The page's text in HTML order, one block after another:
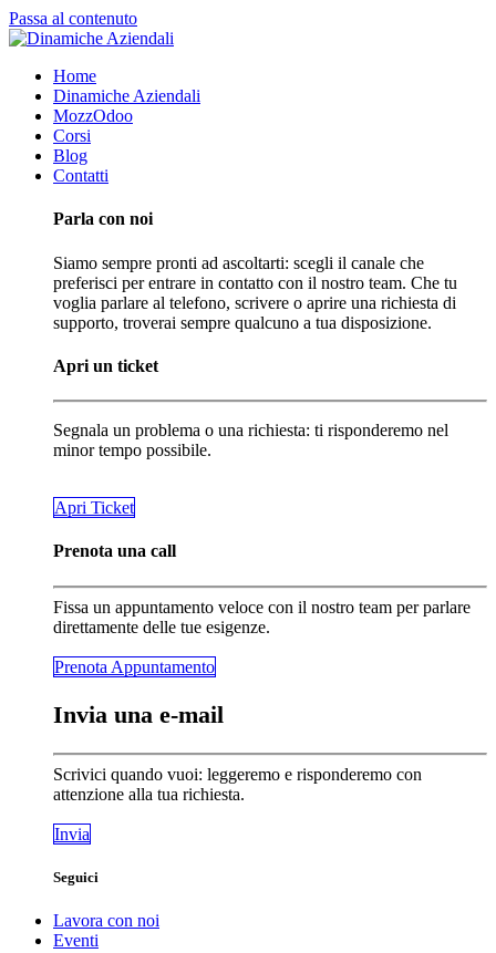
Passa al contenuto
Home
Dinamiche Aziendali
MozzOdoo
Corsi
Blog
Contatti
Parla con noi
Siamo sempre pronti ad ascoltarti: scegli il canale che
preferisci per entrare in contatto con il nostro team. Che tu
voglia parlare al telefono, scrivere o aprire una richiesta di
supporto, troverai sempre qualcuno a tua disposizione.
Apri un ticket
Segnala un problema o una richiesta: ti risponderemo nel
minor tempo possibile.
​​​​Apri Ticket
Prenota una call
Fissa un appuntamento veloce con il nostro team per parlare
direttamente delle tue esigenze.
Prenota Appunta​​​​mento
Invia una e-mail
Scrivici quando vuoi: leggeremo e risponderemo con
attenzione alla tua richiesta.
Invia
Seguici
Lavora con noi
Eventi